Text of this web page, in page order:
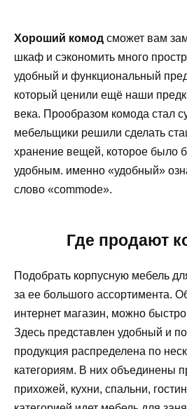
Хороший комод сможет вам
шкаф и сэкономить много
удобный и функциональный
который ценили ещё наши
века. Прообразом комода стал
мебельщики решили сделать
хранение вещей, которое было
удобным. именно «удобный»
слово «commode».
Где продают
Подобрать корпусную мебель
за ее большого ассортимента.
интернет магазин, можно
Здесь представлен удобный и
продукция распределена по
категориям. В них объединены
прихожей, кухни, спальни,